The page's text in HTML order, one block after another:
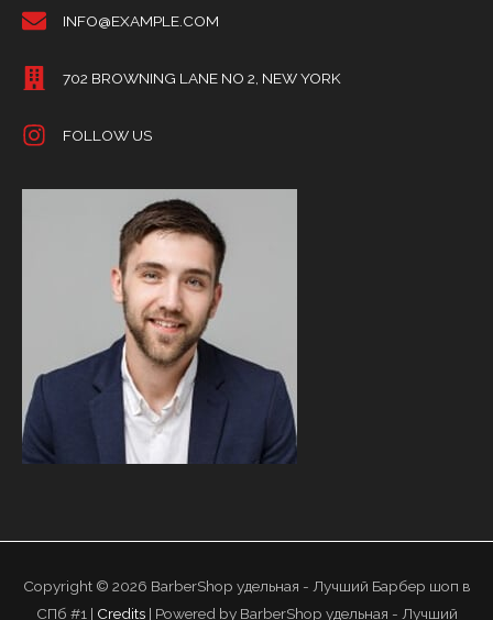
INFO@EXAMPLE.COM
702 BROWNING LANE NO 2, NEW YORK
FOLLOW US
Copyright © 2026 BarberShop удельная - Лучший Барбер шоп в
СПб #1 | Credits| Powered by BarberShop удельная - Лучший